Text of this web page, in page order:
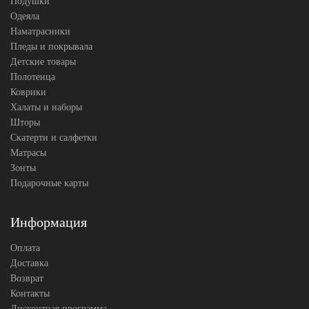
Производитель
Одеяла
Наматрасники
Пледы и покрывала
Детские товары
Полотенца
Коврики
Халаты и наборы
Шторы
Скатерти и салфетки
Матрасы
Зонты
Подарочные карты
Информация
Оплата
Доставка
Возврат
Контакты